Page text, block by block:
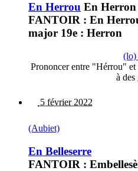
En Herrou En Herron
FANTOIR : En
major 19e : Herron
(lo)
Prononcer entre "Hérrou"
à
5 février 2022
(Aubiet)
En Belleserre
FANTOIR :